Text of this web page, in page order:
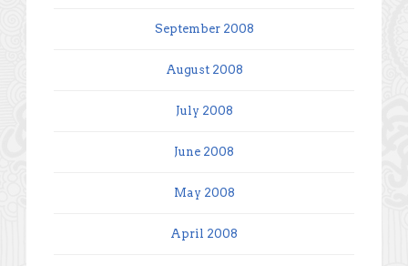
September 2008
August 2008
July 2008
June 2008
May 2008
April 2008